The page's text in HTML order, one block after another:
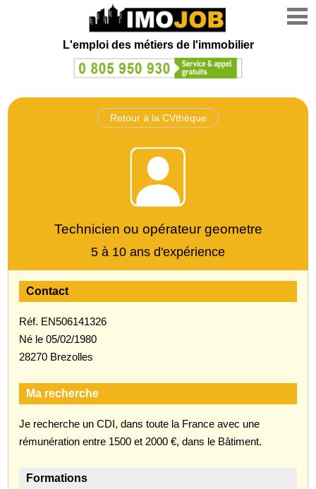
L'emploi des métiers de l'immobilier
Retour à la CVthèque
Technicien ou opérateur geometre
5 à 10 ans d'expérience
Contact
Réf. EN506141326
Né le 05/02/1980
28270 Brezolles
Ma recherche
Je recherche un CDI, dans toute la France avec une
rémunération entre 1500 et 2000 €, dans le Bâtiment.
Formations